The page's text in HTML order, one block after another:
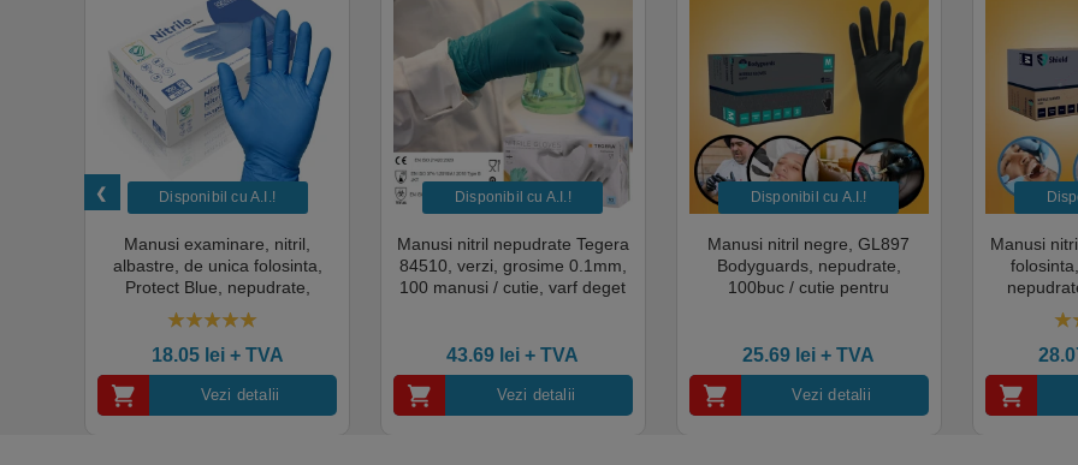
Disponibil cu A.I.​!
Manusi examinare, nitril,
albastre, de unica folosinta,
Protect Blue, nepudrate,
100buc / cutie pentru medical,
HoReCa, saloane si domeniul
industrial, calitate premium
18.05 lei+ TVA
Vezi detalii
Disponibil cu A.I.​!
Manusi nitril nepudrate Tegera
84510, verzi, grosime 0.1mm,
100 manusi / cutie, varf deget
43.69 lei + TVA
Vezi detalii
Disponibil cu A.I.​!
Manusi nitril negre, GL897
Bodyguards, nepudrate,
100buc / cutie pentru
industrial, calitate premium
25.69 lei + TVA
Vezi detalii
Manusi
pentru
saloane si